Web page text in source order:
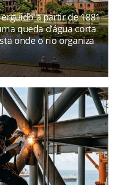
a partir de 1881
queda d’água corta
onde o rio organiza